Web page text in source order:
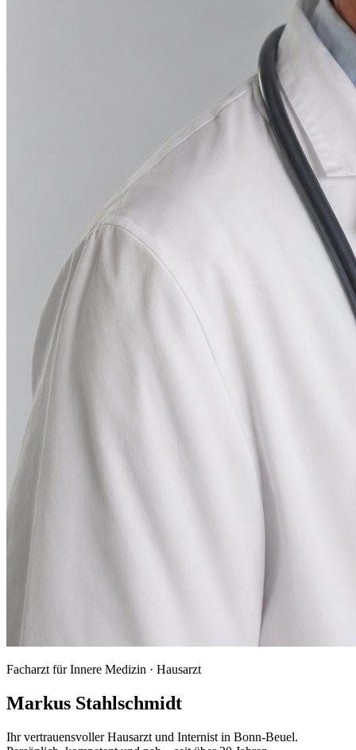
Facharzt für Innere Medizin · Hausarzt
Markus Stahlschmidt
Ihr vertrauensvoller Hausarzt und Internist in Bonn-Beuel.